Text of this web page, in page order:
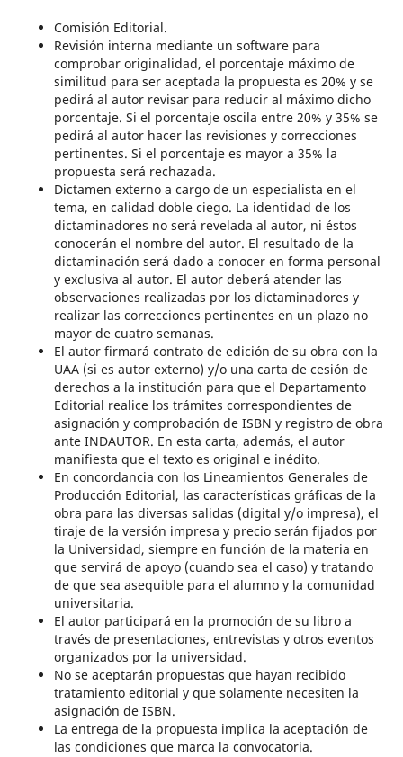
Comisión Editorial.
Revisión interna mediante un software para
comprobar originalidad, el porcentaje máximo de
similitud para ser aceptada la propuesta es 20% y se
pedirá al autor revisar para reducir al máximo dicho
porcentaje. Si el porcentaje oscila entre 20% y 35% se
pedirá al autor hacer las revisiones y correcciones
pertinentes. Si el porcentaje es mayor a 35% la
propuesta será rechazada.
Dictamen externo a cargo de un especialista en el
tema, en calidad doble ciego. La identidad de los
dictaminadores no será revelada al autor, ni éstos
conocerán el nombre del autor. El resultado de la
dictaminación será dado a conocer en forma personal
y exclusiva al autor. El autor deberá atender las
observaciones realizadas por los dictaminadores y
realizar las correcciones pertinentes en un plazo no
mayor de cuatro semanas.
El autor firmará contrato de edición de su obra con la
UAA (si es autor externo) y/o una carta de cesión de
derechos a la institución para que el Departamento
Editorial realice los trámites correspondientes de
asignación y comprobación de ISBN y registro de obra
ante INDAUTOR. En esta carta, además, el autor
manifiesta que el texto es original e inédito.
En concordancia con los Lineamientos Generales de
Producción Editorial, las características gráficas de la
obra para las diversas salidas (digital y/o impresa), el
tiraje de la versión impresa y precio serán fijados por
la Universidad, siempre en función de la materia en
que servirá de apoyo (cuando sea el caso) y tratando
de que sea asequible para el alumno y la comunidad
universitaria.
El autor participará en la promoción de su libro a
través de presentaciones, entrevistas y otros eventos
organizados por la universidad.
No se aceptarán propuestas que hayan recibido
tratamiento editorial y que solamente necesiten la
asignación de ISBN.
La entrega de la propuesta implica la aceptación de
las condiciones que marca la convocatoria.